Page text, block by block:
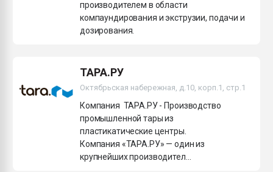
производителем в области
компаундирования и экструзии, подачи и
дозирования.
ТАРА.РУ
Октябрьская набережная, д.10, корп.1, стр.1
Компания ТАРА.РУ - Производство
промышленной тары из
пластикатические центры.
Компания «ТАРА.РУ» — один из
крупнейших производител...